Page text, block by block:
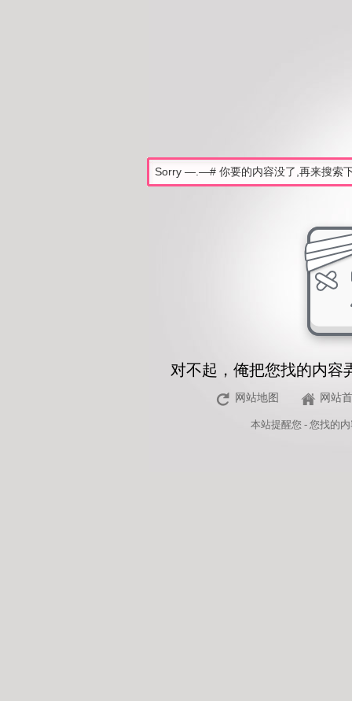
对不起，俺把您找的内容
网站地图 网站
本站提醒您 - 您找的